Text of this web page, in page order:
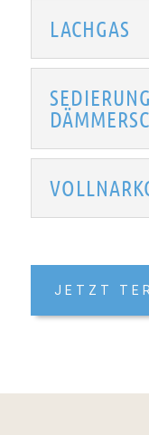
LACHGAS
JETZT